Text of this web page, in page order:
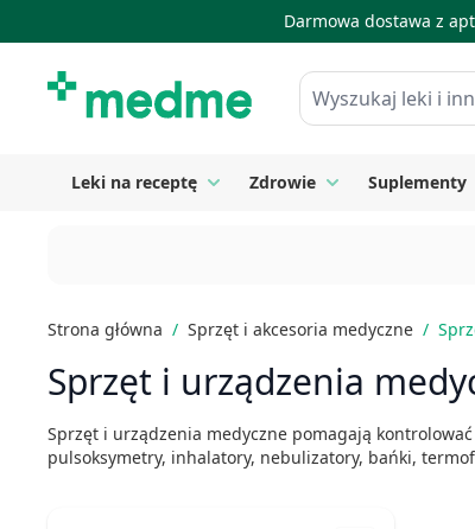
Darmowa dostawa z
Wyszukaj leki i inne
Leki na receptę Toggle submenu for Leki na
Zdrowie Toggle submenu
Suplementy
Strona główna / Sprzęt i akcesoria medyczne /
Sprzęt i urządzenia
Sprzęt i urządzenia medyczne pomagają
pulsoksymetry, inhalatory, nebulizatory, bańki,